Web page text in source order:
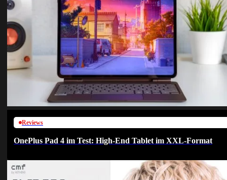
Reviews
OnePlus Pad 4 im Test: High-End Tablet im XXL-Format